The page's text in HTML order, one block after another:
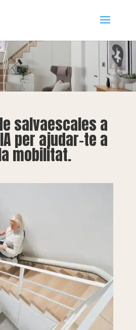
salvaescales a
per ajudar-te a
mobilitat.